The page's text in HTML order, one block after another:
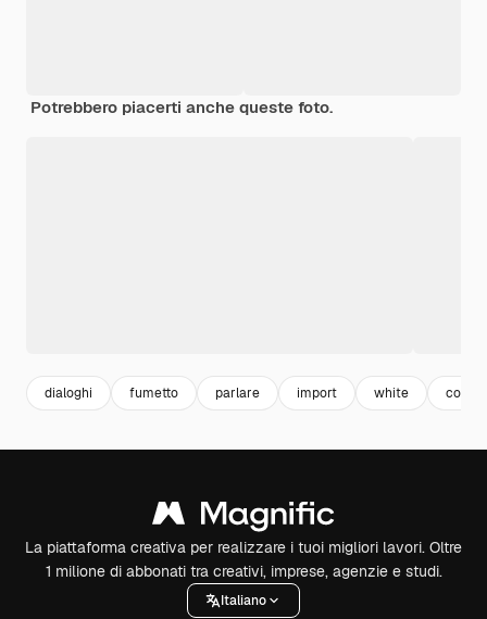
Potrebbero piacerti anche queste foto.
dialoghi fumetto parlare import white
La piattaforma creativa per realizzare i tuoi migliori lavori. Oltre
1 milione di abbonati tra creativi, imprese, agenzie e studi.
Italiano